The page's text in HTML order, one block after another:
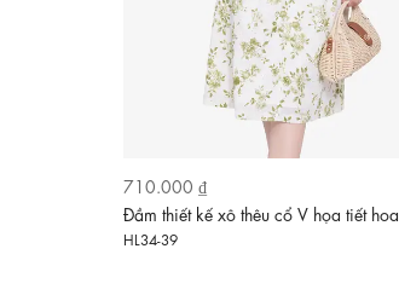
710.000 ₫
Đầm thiết kế xô thêu cổ V họa tiết hoa
HL34-39